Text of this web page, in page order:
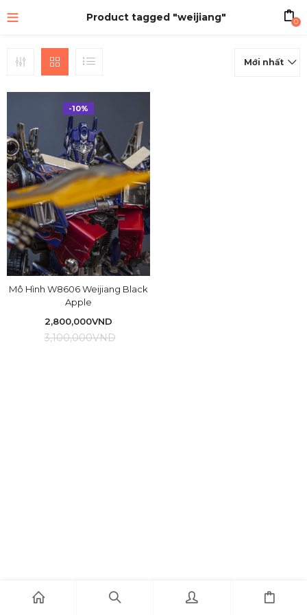
Product tagged "weijiang" 0
Mới nhất
-10%
Mô Hình W8606 Weijiang Black
Apple
2,800,000VND
3,100,000VND